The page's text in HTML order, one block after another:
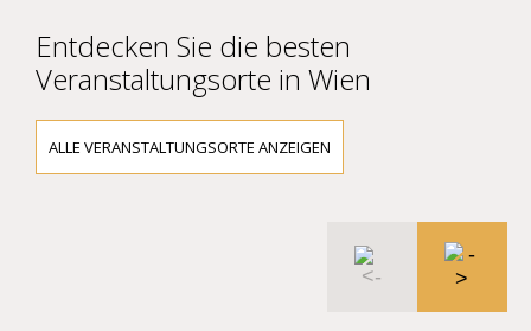
Entdecken Sie die besten
Veranstaltungsorte in Wien
ALLE VERANSTALTUNGSORTE ANZEIGEN